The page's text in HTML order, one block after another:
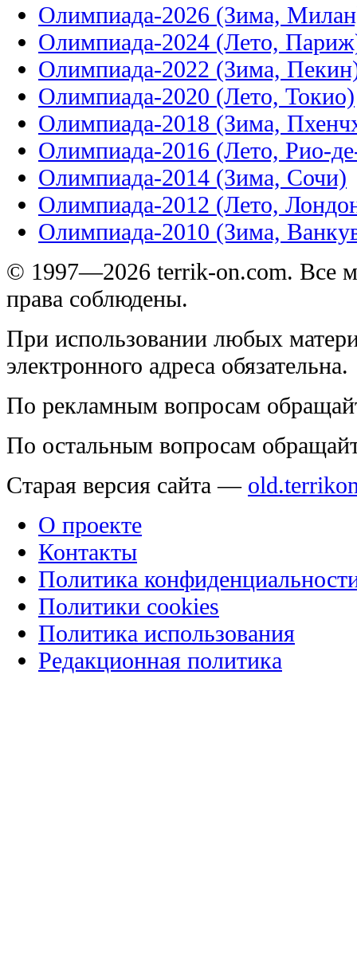
Олимпиада-2026 (Зима,
Олимпиада-2024 (Лето,
Олимпиада-2022 (Зима,
Олимпиада-2020 (Лето, Токио)
Олимпиада-2018 (Зима,
Олимпиада-2016 (Лето, Рио-
Олимпиада-2014 (Зима, Сочи)
Олимпиада-2012 (Лето,
Олимпиада-2010 (Зима,
© 1997—2026 terrik-on.com. Все
права соблюдены.
При использовании любых
электронного адреса обязательна.
По рекламным вопросам
По остальным вопросам
Старая версия сайта —
О проекте
Контакты
Политика
Политики cookies
Политика использования
Редакционная политика